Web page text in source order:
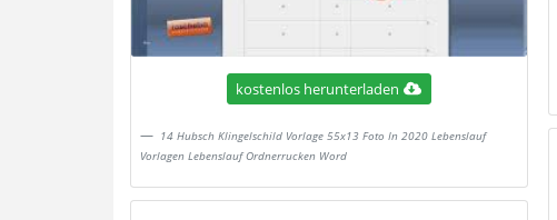
kostenlos herunterladen
14 Hubsch Klingelschild Vorlage 55x13 Foto In 2020 Lebenslauf
Vorlagen Lebenslauf Ordnerrucken Word